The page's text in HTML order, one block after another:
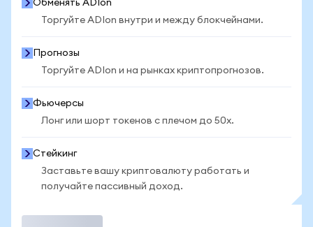
Обменять ADIon
Торгуйте ADIon внутри и между блокчейнами.
Прогнозы
Торгуйте ADIon и на рынках криптопрогнозов.
Фьючерсы
Лонг или шорт токенов с плечом до 50x.
Стейкинг
Заставьте вашу криптовалюту работать и
получайте пассивный доход.